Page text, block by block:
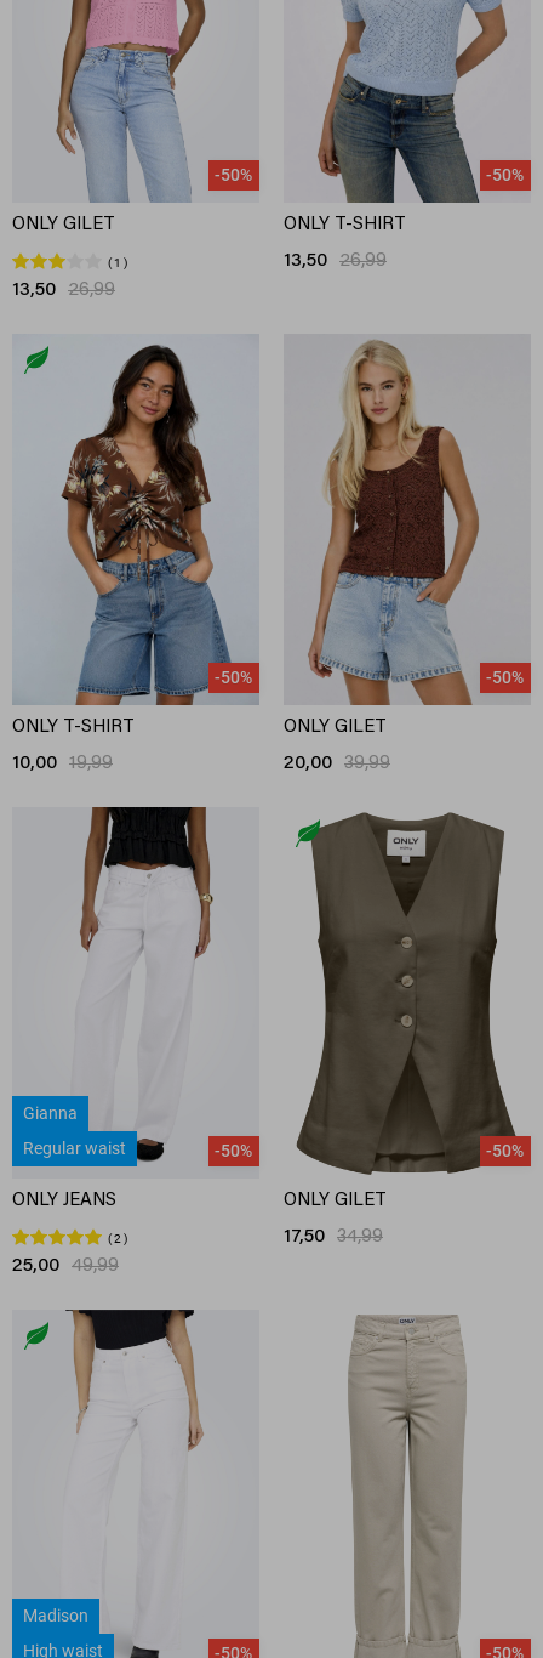
-50%
ONLY GILET
1
13,50 26,99
-50%
ONLY T-SHIRT
13,50 26,99
-50%
ONLY T-SHIRT
10,00 19,99
-50%
ONLY GILET
20,00 39,99
Gianna
Regular waist
-50%
ONLY JEANS
2
25,00 49,99
-50%
ONLY GILET
17,50 34,99
Madison
High waist
-50% -50%